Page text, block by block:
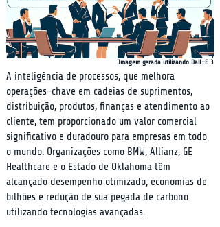
Imagem gerada utilizando Dall-E 3
A inteligência de processos, que melhora
operações-chave em cadeias de suprimentos,
distribuição, produtos, finanças e atendimento ao
cliente, tem proporcionado um valor comercial
significativo e duradouro para empresas em todo
o mundo. Organizações como BMW, Allianz, GE
Healthcare e o Estado de Oklahoma têm
alcançado desempenho otimizado, economias de
bilhões e redução de sua pegada de carbono
utilizando tecnologias avançadas.